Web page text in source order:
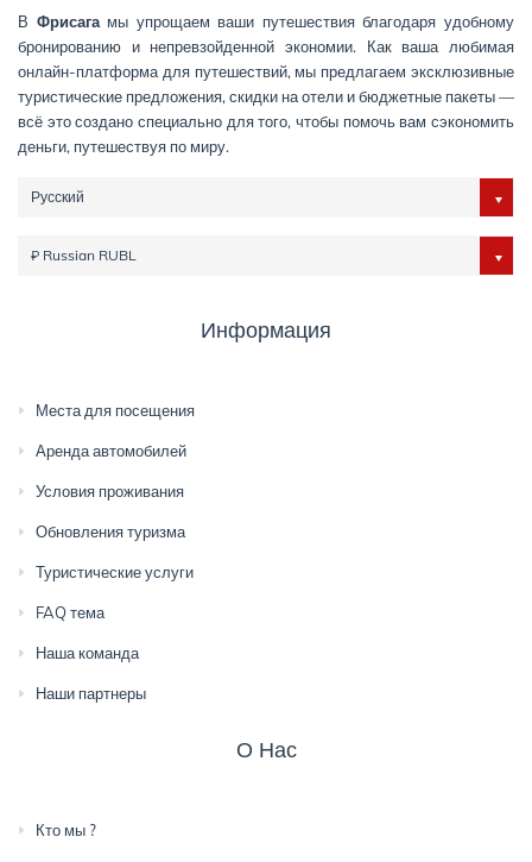
В Фрисагамы упрощаем ваши путешествия благодаря удобному
бронированию и непревзойденной экономии. Как ваша любимая
онлайн-платформа для путешествий, мы предлагаем эксклюзивные
туристические предложения, скидки на отели и бюджетные пакеты —
всё это создано специально для того, чтобы помочь вам сэкономить
деньги, путешествуя по миру.
Русский
₽ Russian RUBL
Информация
Места для посещения
Аренда автомобилей
Условия проживания
Обновления туризма
Туристические услуги
FAQ тема
Наша команда
Наши партнеры
О Нас
Кто мы ?